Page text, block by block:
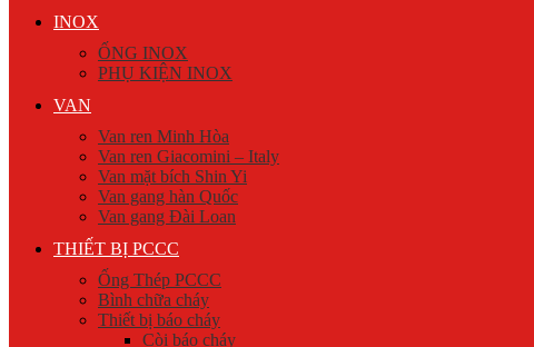
INOX
ỐNG INOX
PHỤ KIỆN INOX
VAN
Van ren Minh Hòa
Van ren Giacomini – Italy
Van mặt bích Shin Yi
Van gang hàn Quốc
Van gang Đài Loan
THIẾT BỊ PCCC
Ống Thép PCCC
Bình chữa cháy
Thiết bị báo cháy
Còi báo cháy